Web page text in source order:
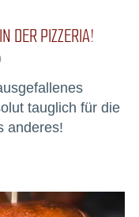
DER PIZZERIA!
tauglich für die
anderes!